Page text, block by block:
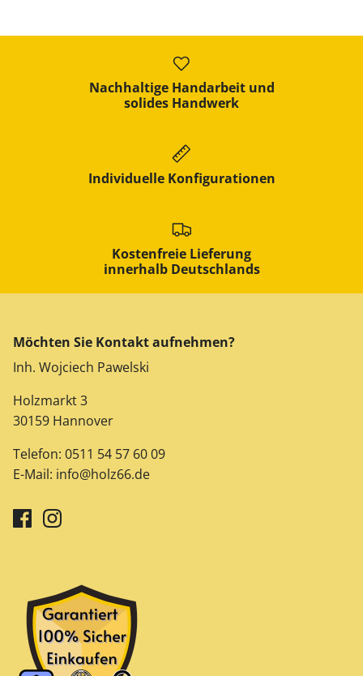
Nachhaltige Handarbeit und
solides Handwerk
Individuelle Konfigurationen
Kostenfreie Lieferung
innerhalb Deutschlands
Möchten Sie Kontakt aufnehmen?
Inh. Wojciech Pawelski
Holzmarkt 3
30159 Hannover
Telefon: 0511 54 57 60 09
E-Mail: info@holz66.de